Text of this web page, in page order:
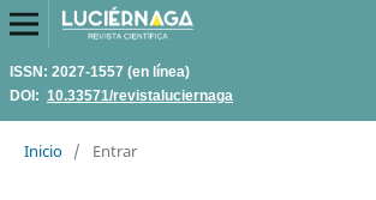
ISSN: 2027-1557 (en línea)
DOI: 10.33571/revistaluciernaga
Inicio / Entrar